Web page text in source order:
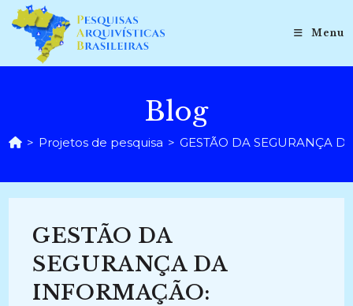
para
conteúdo
Menu
Blog
> Projetos de pesquisa > GESTÃO DA SEGURANÇA
GESTÃO DA
SEGURANÇA DA
INFORMAÇÃO: